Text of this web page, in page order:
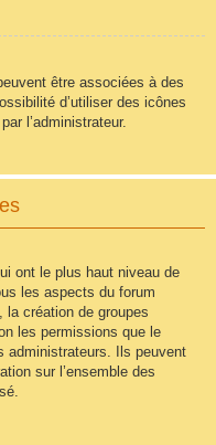
être associées à des
d’utiliser des icônes
l’administrateur.
ont le plus haut niveau de
les aspects du forum
création de groupes
les permissions que le
administrateurs. Ils peuvent
sur l’ensemble des